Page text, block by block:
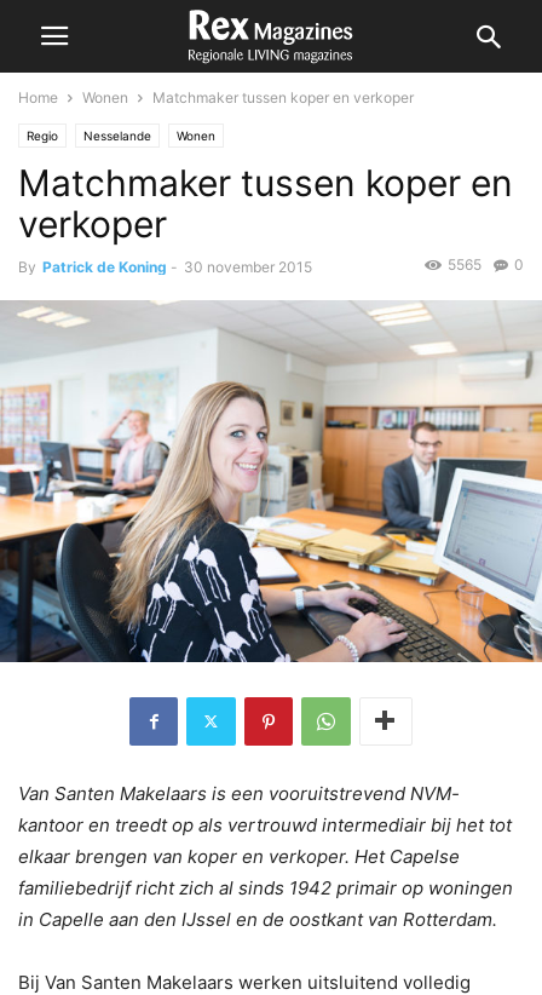
Home Wonen Matchmaker tussen koper en verkoper
Regio Nesselande Wonen
Matchmaker tussen koper en
verkoper
By Patrick de Koning - 30 november 2015 0
5565
Van Santen Makelaars is een vooruitstrevend NVM-
kantoor en treedt op als vertrouwd intermediair bij het tot
elkaar brengen van koper en verkoper. Het Capelse
familiebedrijf richt zich al sinds 1942 primair op woningen
in Capelle aan den IJssel en de oostkant van Rotterdam.
Bij Van Santen Makelaars werken uitsluitend volledig